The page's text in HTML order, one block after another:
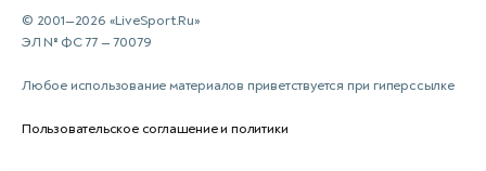
© 2001—2026 «LiveSport.Ru»
ЭЛ № ФС 77 — 70079
Любое использование материалов приветствуется при гиперссылке
Пользовательское соглашение и политики